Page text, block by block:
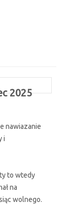
2025
nawiazanie
i
to wtedy
na
wolnego.